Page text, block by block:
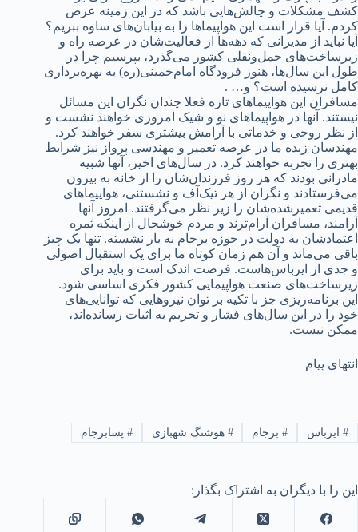
کشف مشکلات و چالش‌هایی باشد که در این زمینه عرض
کردم. آیا قرار است این هواپیماها را به بیابان‌های ساوه ببریم؟
آیا نباید از مدیرانی که دهه‌ها از فعالیت‌شان در عرصه راه و
زیرساخت‌های حمل‌ونقلی کشور می‌گذرد، بپرسیم چرا در
طول این سال‌ها، هنوز فرودگاه امام‌خمینی(ره) به بهره‌برداری
کامل نرسیده است؟ و… .
مسافران این هواپیماهای تازه فعلا چندان نگران این مسائل
نیستند. آنها در هواپیماهای نو و شیک امروزی خواهند نشست و
از نظر روحی و خدماتی با آرامش بیشتری سفر خواهند کرد.
مهندسان زبده ما در عرصه تعمیر و مهندسی پرواز نیز شرایط
بهتری را تجربه خواهند کرد. در سال‌های اخیر، آنها شبیه
مادرانی بودند که هر روز فرزندان‌شان را از خانه به بیرون
می‌فرستادند و نگران از هر تیک‌آف و نشستنی، هواپیماهای
قدیمی تعمیرشده‌‌شان را زیر نظر می‌گرفتند. امروز آنها
آرامند، مسافران آرام‌ترند و مردم خوشحال از اینکه ثمره
اعتمادشان به دولت در حوزه برجام به بار نشسته. تنها یک چیز
باقی می‌ماند و آن هم زمان کوتاه ما برای یک استقبال اصولی
و جدی از ایرباس‌هاست. فرصت اندک است و باید برای
زیرساخت‌های صنعت هواپیمایی کشور فکری اساسی شود.
این برنامه‌ریزی جز با تکیه بر توان نیروهایی که توانایی‌های
خود را در این سال‌های فشار و تحریم به اثبات رسانده‌اند،
ممکن نیست.
انتهای پیام
#ایرباس #برجام # هوشنگ شهبازی # پسابرجام
این را با دیگران به اشتراک بگذار: